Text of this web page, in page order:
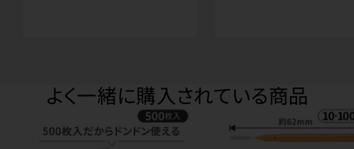
よく一緒に購入されている商品